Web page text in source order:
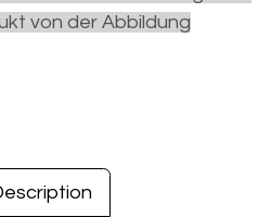
von der Abbildung